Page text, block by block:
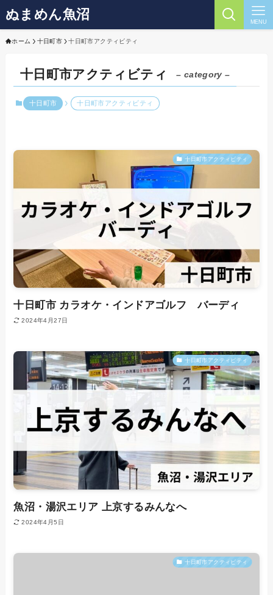
ぬまめん魚沼 MENU
ホーム 十日町市 十日町市アクティビティ
十日町市アクティビティ – category –
十日町市 十日町市アクティビティ
十日町市アクティビティ
十日町市 カラオケ・インドアゴルフ バーディ
2024年4月27日
十日町市アクティビティ
魚沼・湯沢エリア 上京するみんなへ
2024年4月5日
十日町市アクティビティ